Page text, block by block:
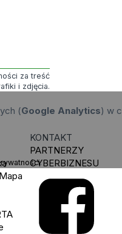
za treść
i zdjęcia.
(Google Analytics) w
.
Mapa
KONTAKT
PARTNERZY
CYBERBIZNESU